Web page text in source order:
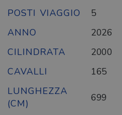
POSTI VIAGGIO
5
ANNO
2026
CILINDRATA
2000
CAVALLI
165
LUNGHEZZA
(CM)
699